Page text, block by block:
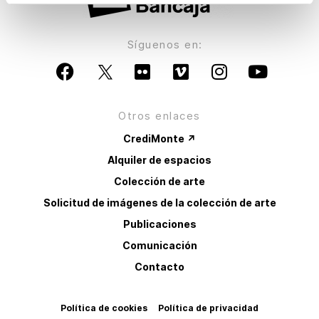
Síguenos en:
Otros enlaces
CrediMonte ↗
Alquiler de espacios
Colección de arte
Solicitud de imágenes de la colección de arte
Publicaciones
Comunicación
Contacto
Política de cookies Política de privacidad